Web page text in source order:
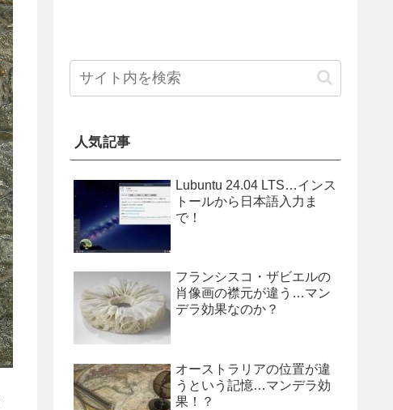
人気記事
Lubuntu 24.04 LTS…インス
トールから日本語入力ま
で！
フランシスコ・ザビエルの
肖像画の襟元が違う…マン
デラ効果なのか？
オーストラリアの位置が違
うという記憶…マンデラ効
果！？